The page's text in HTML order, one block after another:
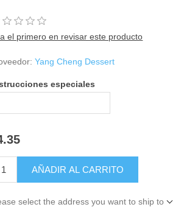
el primero en revisar este producto
Yang Cheng Dessert
especiales
select the address you want to ship to